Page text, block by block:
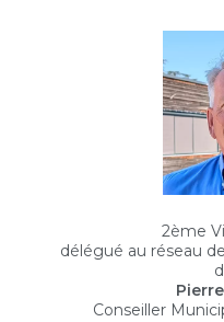
2ème
délégué au réseau
Conseiller